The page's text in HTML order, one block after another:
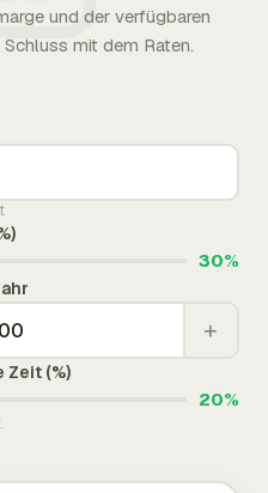
und der verfügbaren
mit dem Raten.
30%
+
Zeit (%)
20%